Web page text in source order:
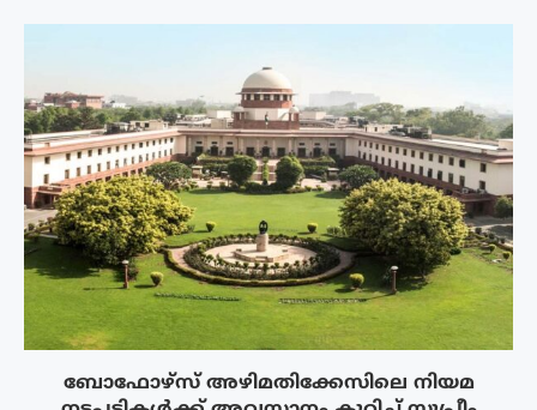
ബോഫോഴ്‌സ് അഴിമതിക്കേസിലെ നിയമ